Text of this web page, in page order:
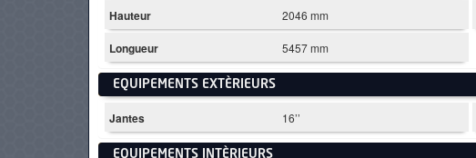
Hauteur 2046 mm
Longueur 5457 mm
EQUIPEMENTS EXTÈRIEURS
Jantes 16’’
EQUIPEMENTS INTÈRIEURS